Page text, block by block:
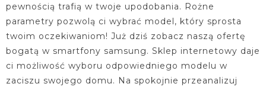
pewnością trafią w twoje upodobania. Rożne
parametry pozwolą ci wybrać model, który sprosta
twoim oczekiwaniom! Już dziś zobacz naszą ofertę
bogatą w smartfony samsung. Sklep internetowy daje
ci możliwość wyboru odpowiedniego modelu w
zaciszu swojego domu. Na spokojnie przeanalizuj